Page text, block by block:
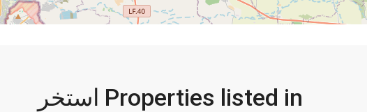
Properties listed in استخر